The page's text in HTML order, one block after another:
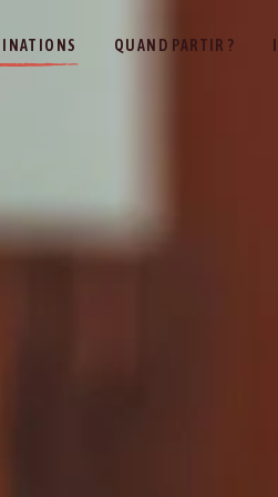
QUAND PARTIR ?